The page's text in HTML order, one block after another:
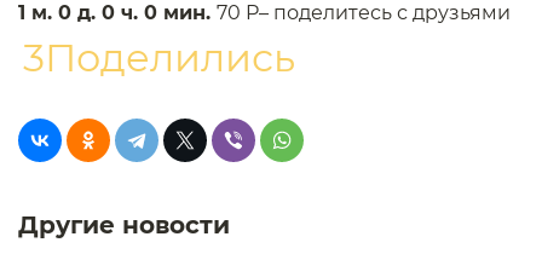
1 м. 0 д. 0 ч. 0 мин. 70 P– поделитесь с друзьями
3Поделились
Другие новости